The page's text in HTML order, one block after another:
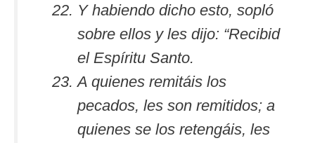
Y habiendo dicho esto, sopló
sobre ellos y les dijo: “Recibid
el Espíritu Santo.
A quienes remitáis los
pecados, les son remitidos; a
quienes se los retengáis, les